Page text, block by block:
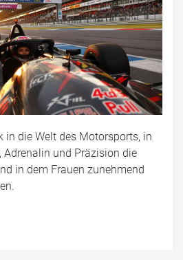
in die Welt des Motorsports, in
Adrenalin und Präzision die
in dem Frauen zunehmend